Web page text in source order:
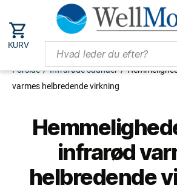
KURV
Forside / Infrarøde saunaer /
varmes helbredende virkning
infrarød
helbredende